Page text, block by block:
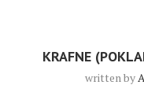
KRAFNE
written by